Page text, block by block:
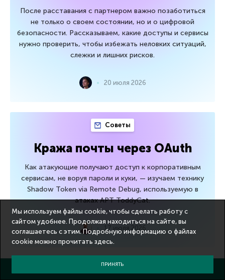
После расставания с партнером важно позаботиться
не только о своем состоянии, но и о цифровой
безопасности. Рассказываем, какие доступы и сервисы
нужно проверить, чтобы избежать неловких ситуаций,
слежки и лишних рисков.
20 июля 2026
Советы
Кража почты через OAuth
Как атакующие получают доступ к корпоративным
сервисам, не воруя пароли и куки, — изучаем технику
Shadow Token via Remote Debug, используемую в
атаках APT ToddyCat.
17 июля 2026
Мы используем файлы cookie, чтобы сделать работу с
сайтом удобнее. Продолжая находиться на сайте, вы
соглашаетесь с этим. Подробную информацию о файлах
cookie можно прочитатьздесь.
ПРИНЯТЬ